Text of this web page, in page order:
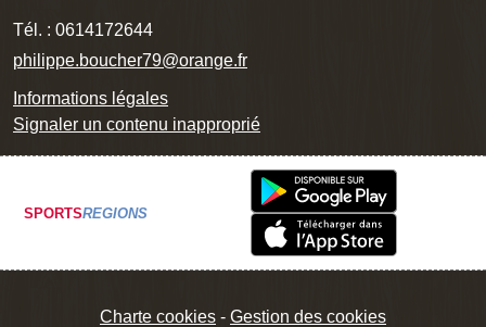
Tél. : 0614172644
philippe.boucher79@orange.fr
Informations légales
Signaler un contenu inapproprié
SPORTSREGIONS
Charte cookies Gestion des cookies